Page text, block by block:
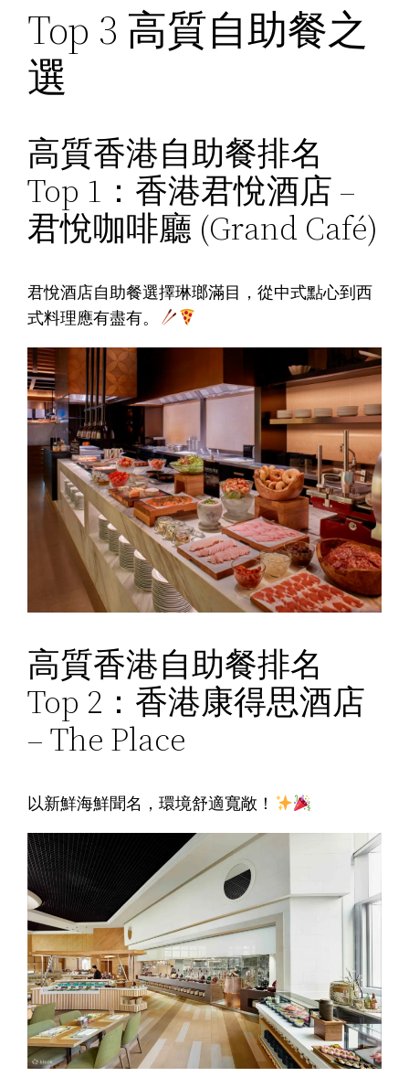
Top 3 高質自助餐之
選
高質香港自助餐排名
Top 1：香港君悅酒店 –
君悅咖啡廳 (Grand Café)
君悅酒店自助餐選擇琳瑯滿目，從中式點心到西
式料理應有盡有。
高質香港自助餐排名
Top 2：香港康得思酒店
– The Place
以新鮮海鮮聞名，環境舒適寬敞！